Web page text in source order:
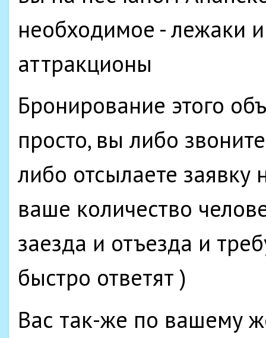
необходимое - лежаки
аттракционы
Бронирование этого
просто, вы либо
либо отсылаете
ваше количество
заезда и отъезда и
быстро ответят )
Вас так-же по вашему